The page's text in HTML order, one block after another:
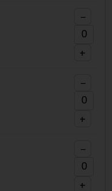
−
+
−
+
−
+